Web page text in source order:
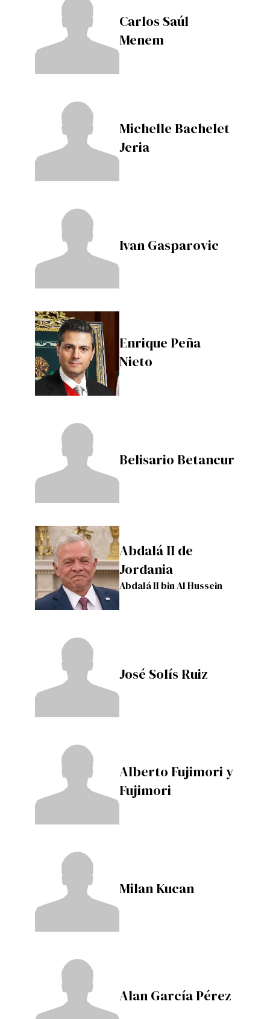
Carlos Saúl
Menem
Michelle Bachelet
Jeria
Ivan Gasparovic
Enrique Peña
Nieto
Belisario Betancur
Abdalá II de
Jordania
Abdalá II bin Al Hussein
José Solís Ruiz
Alberto Fujimori y
Fujimori
Milan Kucan
Alan García Pérez